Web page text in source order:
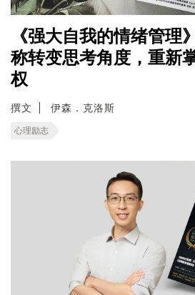
《强大自我的情绪管理
称转变思考角度，重新
权
撰文 伊森．克洛斯
心理励志